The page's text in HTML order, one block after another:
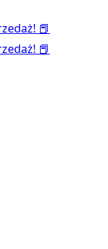
📕
📕